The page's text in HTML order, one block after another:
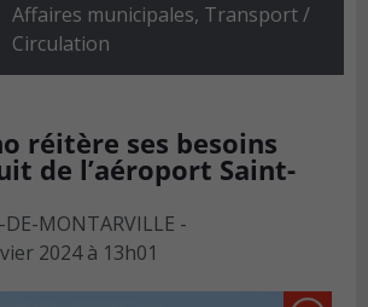
Affaires municipales, Transport /
Circulation
réitère ses besoins
de l’aéroport Saint-
MONTARVILLE -
2024 à 13h01